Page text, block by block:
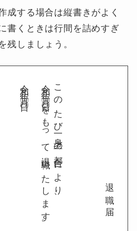
成する場合は縦書きがよく
書くときは行間を詰めすぎ
残しましょう。
退職届
このたび一身上の都合により、
令和〇年〇月〇日をもって退職いたします。
令和〇年〇月〇日